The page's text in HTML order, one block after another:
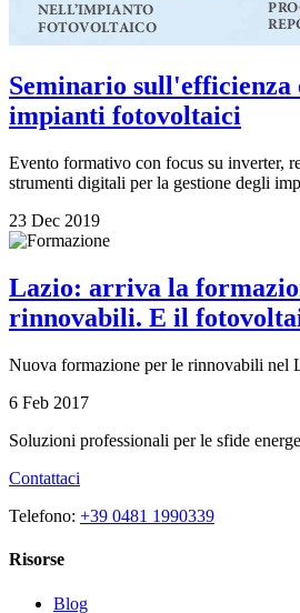
Seminario sull'efficienza
impianti fotovoltaici
Evento formativo con focus su inverter,
strumenti digitali per la gestione degli
23 Dec 2019
Lazio: arriva la
rinnovabili. E il
Nuova formazione per le rinnovabili nel
6 Feb 2017
Soluzioni professionali per le sfide
Contattaci
Telefono: +39 0481 1990339
Risorse
Blog